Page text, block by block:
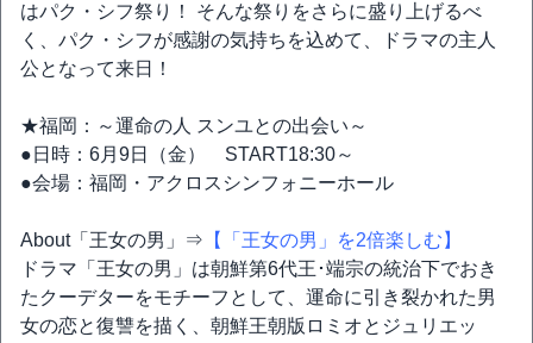
はパク・シフ祭り！ そんな祭りをさらに盛り上げるべ
く、パク・シフが感謝の気持ちを込めて、ドラマの主人
公となって来日！
★福岡：～運命の人 スンユとの出会い～
●日時：6月9日（金） START18:30～
●会場：福岡・アクロスシンフォニーホール
About「王女の男」⇒ 【「王女の男」を2倍楽しむ】
ドラマ「王女の男」は朝鮮第6代王･端宗の統治下でおき
たクーデターをモチーフとして、運命に引き裂かれた男
女の恋と復讐を描く、朝鮮王朝版ロミオとジュリエッ